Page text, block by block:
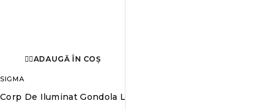
ADAUGĂ ÎN COȘ
SIGMA
Corp De Iluminat Gondola L